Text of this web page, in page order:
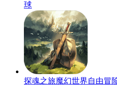
球
探魂之旅魔幻世界自由冒